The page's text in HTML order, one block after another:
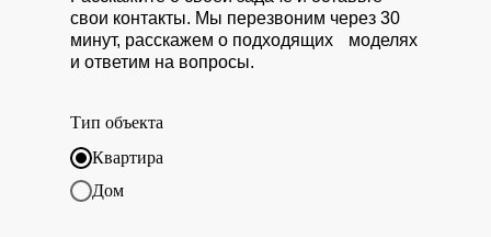
Тип объекта
Квартира
Дом
свои контакты. Мы перезвоним через 30
минут, расскажем о подходящих моделях
и ответим на вопросы.